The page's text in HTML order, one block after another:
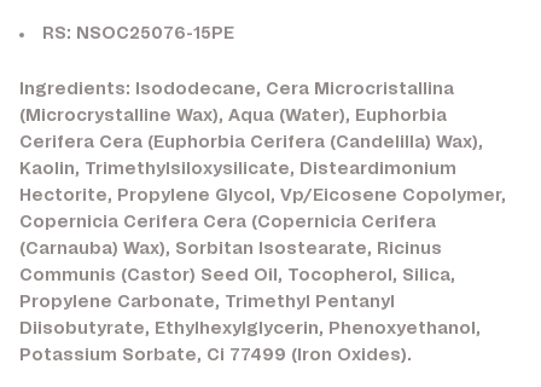
RS: NSOC25076-15PE
Ingredients: Isododecane, Cera Microcristallina
(Microcrystalline Wax), Aqua (Water), Euphorbia
Cerifera Cera (Euphorbia Cerifera (Candelilla) Wax),
Kaolin, Trimethylsiloxysilicate, Disteardimonium
Hectorite, Propylene Glycol, Vp/Eicosene Copolymer,
Copernicia Cerifera Cera (Copernicia Cerifera
(Carnauba) Wax), Sorbitan Isostearate, Ricinus
Communis (Castor) Seed Oil, Tocopherol, Silica,
Propylene Carbonate, Trimethyl Pentanyl
Diisobutyrate, Ethylhexylglycerin, Phenoxyethanol,
Potassium Sorbate, Ci 77499 (Iron Oxides).